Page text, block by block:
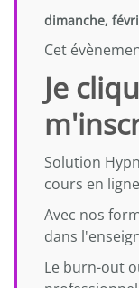
dimanche,
Cet
Je
Solution
cours en
Avec nos
dans
Le burn-out